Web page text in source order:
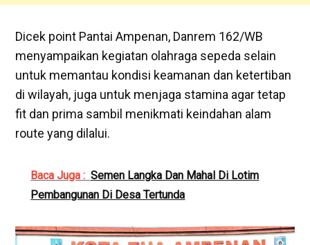
Dicek point Pantai Ampenan, Danrem 162/WB
menyampaikan kegiatan olahraga sepeda selain
untuk memantau kondisi keamanan dan ketertiban
di wilayah, juga untuk menjaga stamina agar tetap
fit dan prima sambil menikmati keindahan alam
route yang dilalui.
Baca Juga : Semen Langka Dan Mahal Di Lotim
Pembangunan Di Desa Tertunda